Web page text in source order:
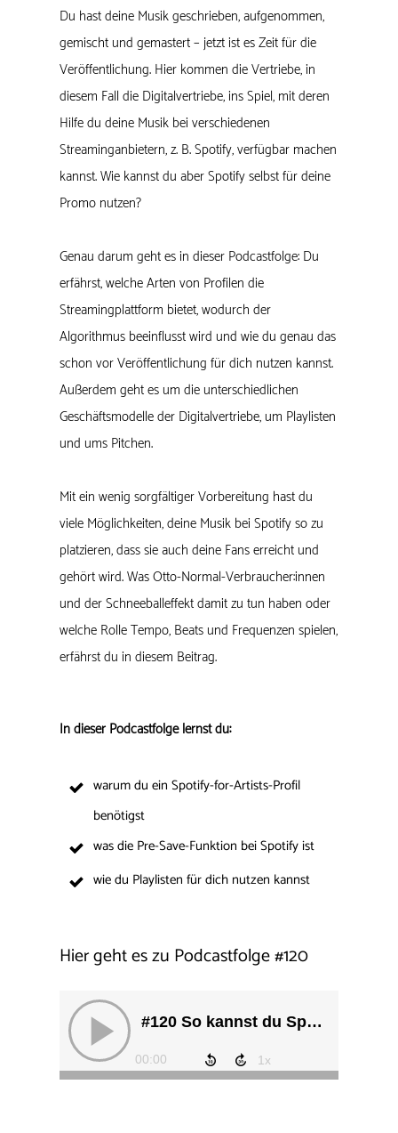
Du hast deine Musik geschrieben, aufgenommen,
gemischt und gemastert – jetzt ist es Zeit für die
Veröffentlichung. Hier kommen die Vertriebe, in
diesem Fall die Digitalvertriebe, ins Spiel, mit deren
Hilfe du deine Musik bei verschiedenen
Streaminganbietern, z. B. Spotify, verfügbar machen
kannst. Wie kannst du aber Spotify selbst für deine
Promo nutzen?
Genau darum geht es in dieser Podcastfolge: Du
erfährst, welche Arten von Profilen die
Streamingplattform bietet, wodurch der
Algorithmus beeinflusst wird und wie du genau das
schon vor Veröffentlichung für dich nutzen kannst.
Außerdem geht es um die unterschiedlichen
Geschäftsmodelle der Digitalvertriebe, um Playlisten
und ums Pitchen.
Mit ein wenig sorgfältiger Vorbereitung hast du
viele Möglichkeiten, deine Musik bei Spotify so zu
platzieren, dass sie auch deine Fans erreicht und
gehört wird. Was Otto-Normal-Verbraucher:innen
und der Schneeballeffekt damit zu tun haben oder
welche Rolle Tempo, Beats und Frequenzen spielen,
erfährst du in diesem Beitrag.
In dieser Podcastfolge lernst du:
warum du ein Spotify-for-Artists-Profil
benötigst
was die Pre-Save-Funktion bei Spotify ist
wie du Playlisten für dich nutzen kannst
Hier geht es zu Podcastfolge#120